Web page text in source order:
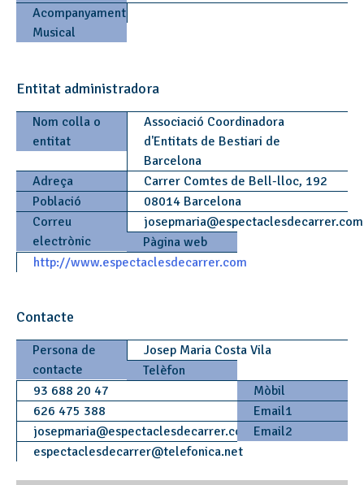
Acompanyament
Musical
Entitat administradora
Nom colla o
entitat
Associació Coordinadora
d'Entitats de Bestiari de
Barcelona
Adreça
Carrer Comtes de Bell-lloc, 192
Població
08014 Barcelona
Correu
electrònic
josepmaria@
Pàgina web
http://www.espectaclesdecarrer.com
Contacte
Persona de
contacte
Josep Maria Costa Vila
Telèfon
93 688 20 47
Mòbil
626 475 388
Email1
josepmaria@espectaclesdecarrer.comEmail2
espectaclesdecarrer@telefonica.net